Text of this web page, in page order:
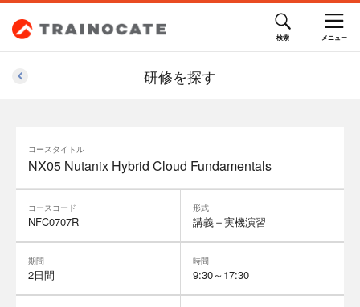
研修を探す
コースタイトル
NX05 Nutanix Hybrid Cloud Fundamentals
コースコード
NFC0707R
形式
講義＋実機演習
期間
2日間
時間
9:30～17:30